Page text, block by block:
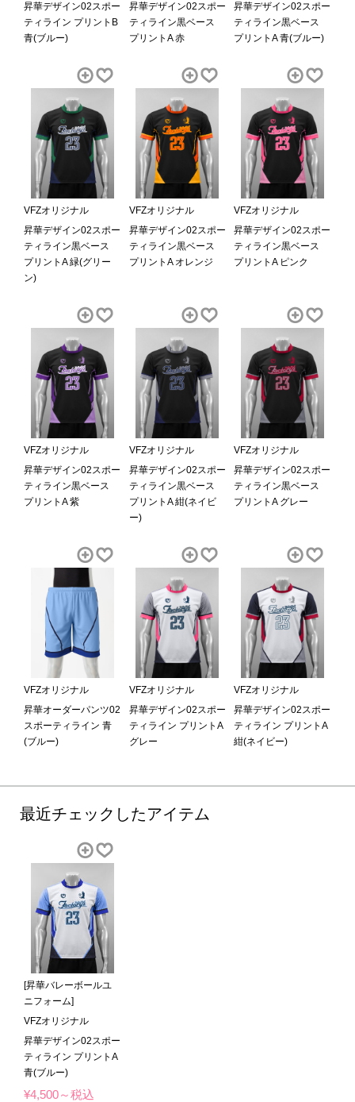
昇華デザイン02スポー
ティライン プリントB
青(ブルー)
昇華デザイン02スポー
ティライン黒ベース
プリントA 赤
昇華デザイン02スポー
ティライン黒ベース
プリントA 青(ブルー)
VFZオリジナル
昇華デザイン02スポー
ティライン黒ベース
プリントA 緑(グリー
ン)
VFZオリジナル
昇華デザイン02スポー
ティライン黒ベース
プリントA オレンジ
VFZオリジナル
昇華デザイン02スポー
ティライン黒ベース
プリントA ピンク
VFZオリジナル
昇華デザイン02スポー
ティライン黒ベース
プリントA 紫
VFZオリジナル
昇華デザイン02スポー
ティライン黒ベース
プリントA 紺(ネイビ
ー)
VFZオリジナル
昇華デザイン02スポー
ティライン黒ベース
プリントA グレー
VFZオリジナル
昇華オーダーパンツ02
スポーティライン 青
(ブルー)
VFZオリジナル
昇華デザイン02スポー
ティライン プリントA
グレー
VFZオリジナル
昇華デザイン02スポー
ティライン プリントA
紺(ネイビー)
最近チェックしたアイテム
[昇華バレーボールユ
ニフォーム]
VFZオリジナル
昇華デザイン02スポー
ティライン プリントA
青(ブルー)
¥4,500～税込